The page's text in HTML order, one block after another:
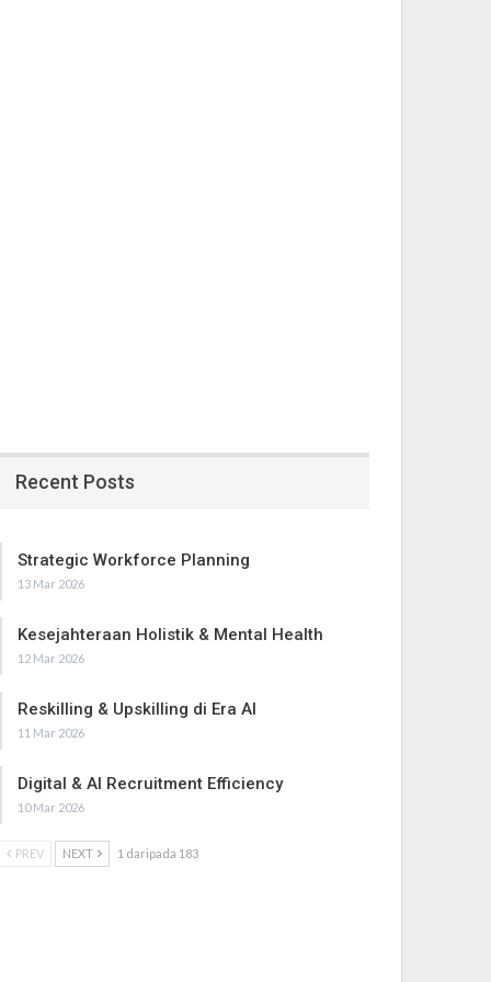
Recent Posts
Strategic Workforce Planning
13 Mar 2026
Kesejahteraan Holistik & Mental Health
12 Mar 2026
Reskilling & Upskilling di Era AI
11 Mar 2026
Digital & AI Recruitment Efficiency
10 Mar 2026
PREV NEXT 1 daripada 183